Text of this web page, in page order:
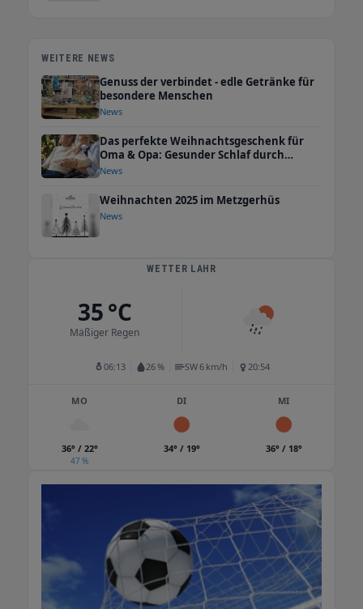
WEITERE NEWS
Genuss der verbindet - edle Getränke für
besondere Menschen
News
Das perfekte Weihnachtsgeschenk für
Oma & Opa: Gesunder Schlaf durch
Erdung
News
Weihnachten 2025 im Metzgerhüs
News
WETTER LAHR
35 °C
Mäßiger Regen
06:13 26 % SW 6 km/h 20:54
MO
36° / 22°
47 %
DI
34° / 19°
MI
36° / 18°